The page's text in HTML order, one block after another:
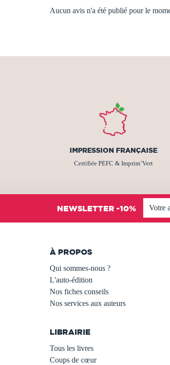
Aucun avis n'a été publié pour le
IMPRESSION FRANÇAISE
Certifiée PEFC & Imprim’Vert
NEWSLETTER -10%
À PROPOS
Qui sommes-nous ?
L'auto-édition
Nos fiches conseils
Nos services aux auteurs
LIBRAIRIE
Tous les livres
Coups de cœur